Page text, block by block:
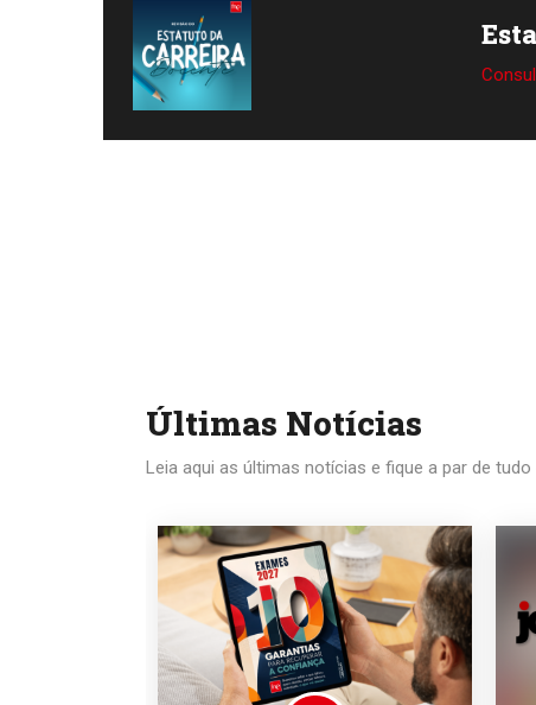
Últimas Notícias
Leia aqui as últimas notícias e fique a par de